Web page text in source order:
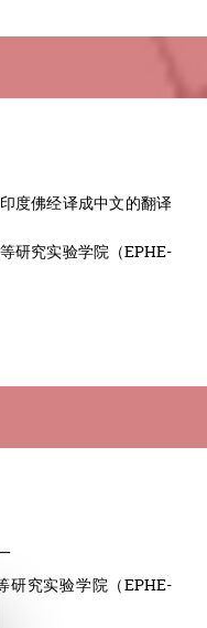
度佛经译成中文的翻译
研究实验学院（EPHE-
研究实验学院（EPHE-